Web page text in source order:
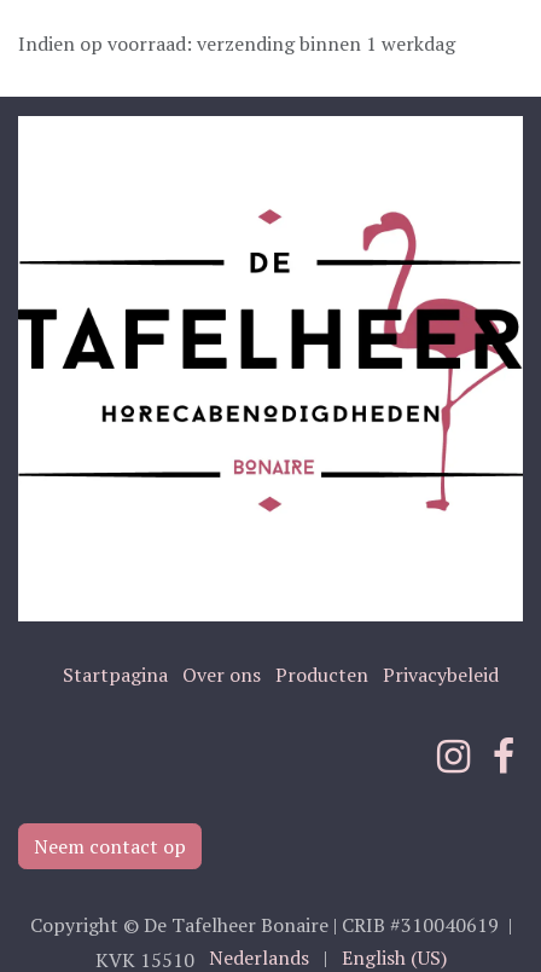
Indien op voorraad: verzending binnen 1 werkdag
Startpagina Over ons Producten Privacybeleid
Neem contact op
Copyright © De Tafelheer Bonaire | CRIB #310040619 |
KVK 15510 Nederlands | English (US)